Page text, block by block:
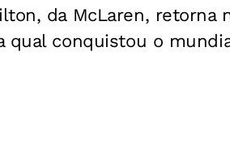
da McLaren, retorna
qual conquistou o